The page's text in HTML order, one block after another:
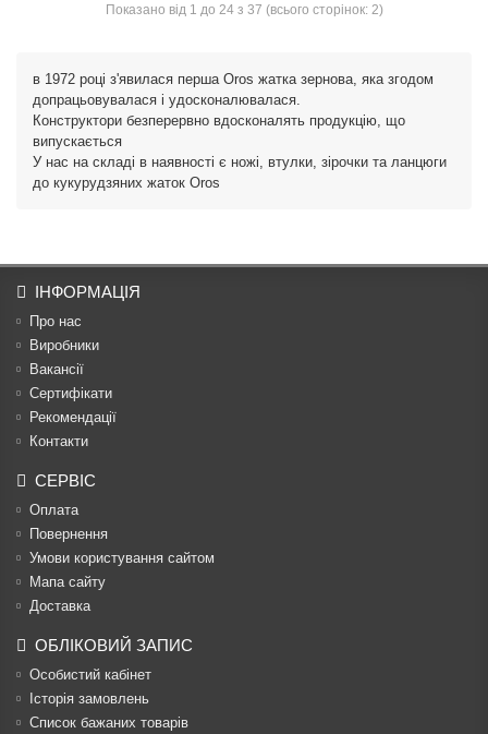
Показано від 1 до 24 з 37 (всього сторінок: 2)
в 1972 році з'явилася перша Oros жатка зернова, яка згодом
допрацьовувалася і удосконалювалася.
Конструктори безперервно вдосконалять продукцію, що
випускається
У нас на складі в наявності є ножі, втулки, зірочки та ланцюги
до кукурудзяних жаток Oros
ІНФОРМАЦІЯ
Про нас
Виробники
Вакансії
Сертифікати
Рекомендації
Контакти
СЕРВІС
Оплата
Повернення
Умови користування сайтом
Мапа сайту
Доставка
ОБЛІКОВИЙ ЗАПИС
Особистий кабінет
Історія замовлень
Список бажаних товарів